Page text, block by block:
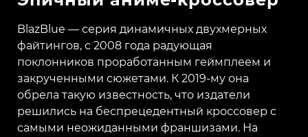
BlazBlue — серия динамичных двухмерных
файтингов, с 2008 года радующая
поклонников проработанным геймплеем и
закрученными сюжетами. К 2019-му она
обрела такую известность, что издатели
решились на беспрецедентный кроссовер с
самыми неожиданными франшизами. На